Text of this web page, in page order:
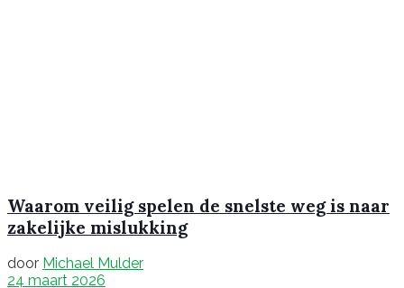
Waarom veilig spelen de snelste weg is naar
zakelijke mislukking
door Michael Mulder
24 maart 2026